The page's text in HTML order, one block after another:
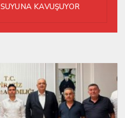
SUYUNA KAVUŞUYOR